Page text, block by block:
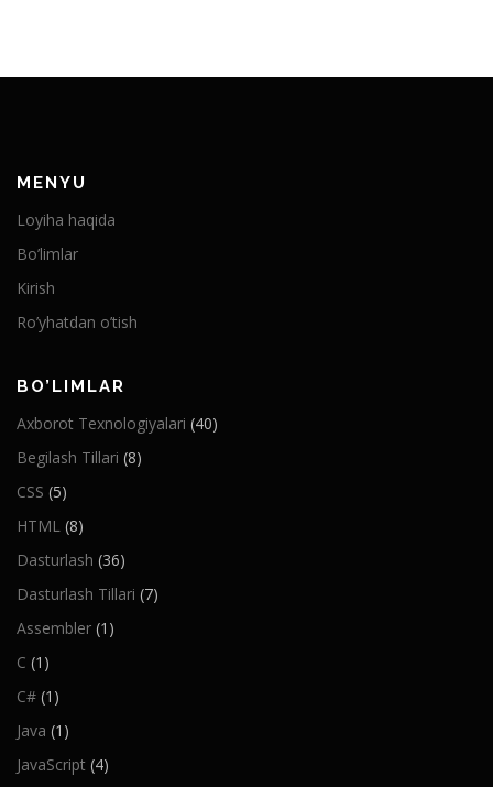
MENYU
Loyiha haqida
Bo’limlar
Kirish
Ro’yhatdan o’tish
BO’LIMLAR
Axborot Texnologiyalari (40)
Begilash Tillari (8)
CSS (5)
HTML (8)
Dasturlash (36)
Dasturlash Tillari (7)
Assembler (1)
C (1)
C# (1)
Java (1)
JavaScript (4)